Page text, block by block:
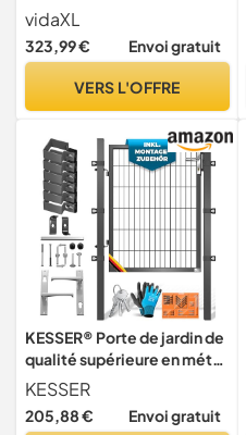
de Sécurité, Porte
d'Extérieure, Anthracite
100x200 cm Acier
vidaXL
323,99 € Envoi gratuit
VERS L'OFFRE
KESSER® Porte de jardin de
qualité supérieure en métal
galvanisé - Porte de jardin
pour clôture, portail de cour
- Avec poteaux avec
KESSER
205,88 € Envoi gratuit